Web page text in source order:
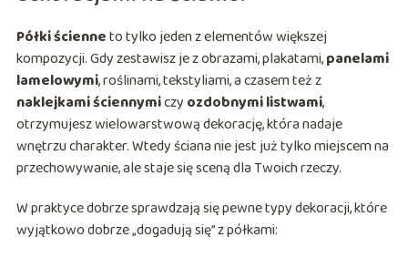
Półki ścienneto tylko jeden z elementów większej
kompozycji. Gdy zestawisz je z obrazami, plakatami,panelami
lamelowymi, roślinami, tekstyliami, a czasem też z
naklejkami ściennymiczy ozdobnymi listwami,
otrzymujesz wielowarstwową dekorację, która nadaje
wnętrzu charakter. Wtedy ściana nie jest już tylko miejscem na
przechowywanie, ale staje się sceną dla Twoich rzeczy.
W praktyce dobrze sprawdzają się pewne typy dekoracji, które
wyjątkowo dobrze „dogadują się” z półkami: